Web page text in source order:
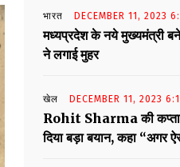
भारत DECEMBER 11, 2023
मध्यप्रदेश के नये मुख्यमंत्री बने
ने लगाई मुहर
खेल DECEMBER 11, 2023
Rohit Sharma की
दिया बड़ा बयान, कहा “अगर